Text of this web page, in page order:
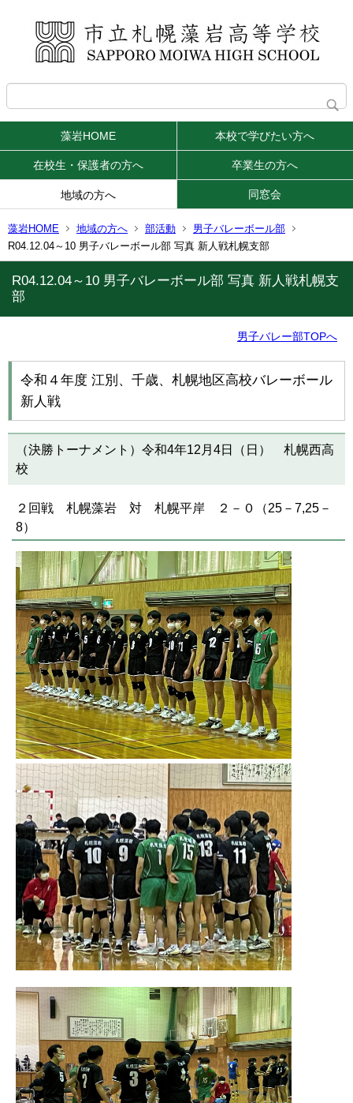
藻岩HOME 本校で学びたい方へ
在校生・保護者の方へ 卒業生の方へ
地域の方へ 同窓会
藻岩HOME 地域の方へ 部活動
男子バレーボール部
R04.12.04～10 男子バレーボール部 写真 新人戦札幌支部
R04.12.04～10 男子バレーボール部 写真 新人戦札幌支
部
男子バレー部TOPへ
令和４年度 江別、千歳、札幌地区高校バレーボール
新人戦
（決勝トーナメント）令和4年12月4日（日） 札幌西高
校
２回戦 札幌藻岩 対 札幌平岸 ２－０（25－7,25－
8）